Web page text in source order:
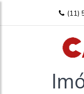
(11)